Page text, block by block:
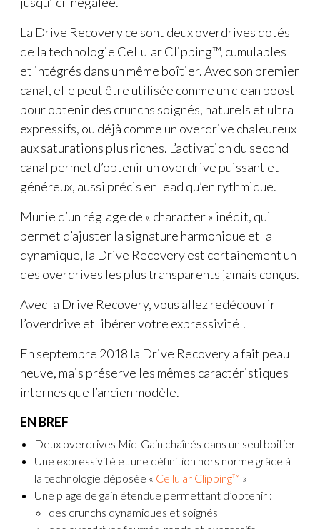
La Drive Recovery ce sont deux overdrives dotés
de la technologie Cellular Clipping™, cumulables
et intégrés dans un même boîtier. Avec son premier
canal, elle peut être utilisée comme un clean boost
pour obtenir des crunchs soignés, naturels et ultra
expressifs, ou déjà comme un overdrive chaleureux
aux saturations plus riches. L’activation du second
canal permet d’obtenir un overdrive puissant et
généreux, aussi précis en lead qu’en rythmique.
Munie d’un réglage de « character » inédit, qui
permet d’ajuster la signature harmonique et la
dynamique, la Drive Recovery est certainement un
des overdrives les plus transparents jamais conçus.
Avec la Drive Recovery, vous allez redécouvrir
l’overdrive et libérer votre expressivité !
En septembre 2018 la Drive Recovery a fait peau
neuve, mais préserve les mêmes caractéristiques
internes que l’ancien modèle.
EN BREF
Deux overdrives Mid-Gain chaînés dans un seul boitier
Une expressivité et une définition hors norme grâce à
la technologie déposée « Cellular Clipping™ »
Une plage de gain étendue permettant d’obtenir :
des crunchs dynamiques et soignés